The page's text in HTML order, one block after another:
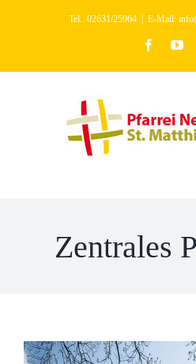
Tel.: 02631/25964 E-Mail:
Zentrales